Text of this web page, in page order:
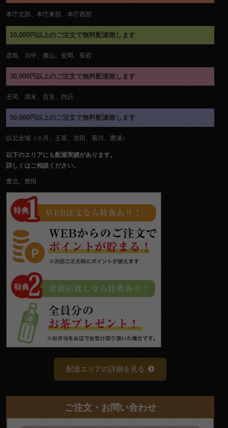
本庁北部、本庁東部、本庁西部
10,000円以上のご注文で無料配達致します
彦島、川中、勝山、安岡、長府
30,000円以上のご注文で無料配達致します
王司、清末、吉見、内日
50,000円以上のご注文で無料配達致します
以北全域（小月、王喜、吉田、菊川、豊浦）
以下のエリアにも配達実績があります。
詳しくはご相談ください。
豊北、豊田
配達エリアの詳細を見る
ご注文・お問い合わせ